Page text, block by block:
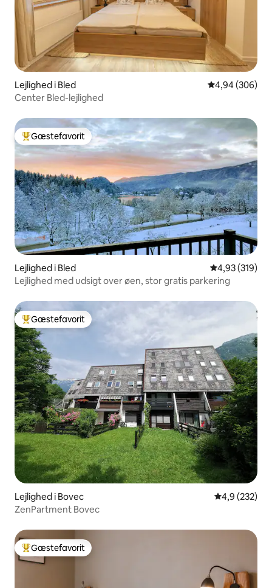
Lejlighed i Bled 4,94 ud af 5 i
4,94 (306)
Center Bled-lejlighed
Bedste gæstefavorit
Gæstefavorit
Lejlighed i Bled 4,93 ud af 5 i
4,93 (319)
Lejlighed med udsigt over øen, stor gratis parkering
Bedste gæstefavorit
Gæstefavorit
Lejlighed i Bovec 4,9 ud af 5 i
4,9 (232)
ZenPartment Bovec
Bedste gæstefavorit
Gæstefavorit